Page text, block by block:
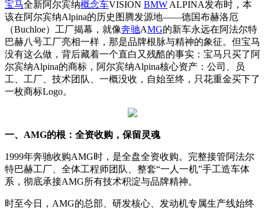
宝马全新阿尔宾纳概念车VISION BMW ALPINA发布时，本
该在阿尔宾纳Alpina的历史图腾发源地——德国布赫洛厄
（Buchloe）工厂揭幕，就像奔驰AMG的新车永远在阿法尔特
巴赫八号工厂亮相一样，那是品牌根脉与精神的象征。但宝马
没有这么做，背后藏着一个直白又残酷的事实：宝马只买了阿
尔宾纳Alpina的商标，阿尔宾纳Alpina核心资产：公司、员
工、工厂、技术团队、一概没收，自始至终，只花重金买下了
一枚商标Logo。
一、AMG的根：全资收购，保留灵魂
1999年奔驰收购AMG时，是全盘全资收购。完整接管阿法尔
特巴赫工厂、全体工程师团队、整套“一人一机”手工造车体
系，彻底承接AMG所有技术积淀与品牌精神。
时至今日，AMG的总部、研发核心、发动机专属生产线始终